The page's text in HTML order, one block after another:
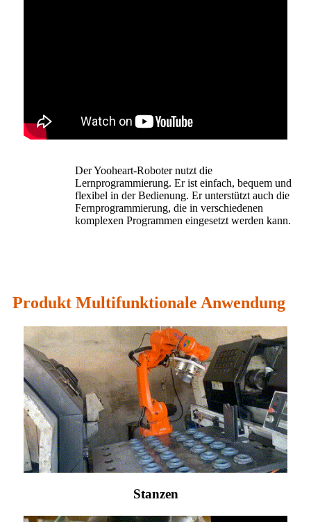
Der Yooheart-Roboter nutzt die
Lernprogrammierung. Er ist einfach, bequem und
flexibel in der Bedienung. Er unterstützt auch die
Fernprogrammierung, die in verschiedenen
komplexen Programmen eingesetzt werden kann.
Produkt Multifunktionale Anwendung
Stanzen